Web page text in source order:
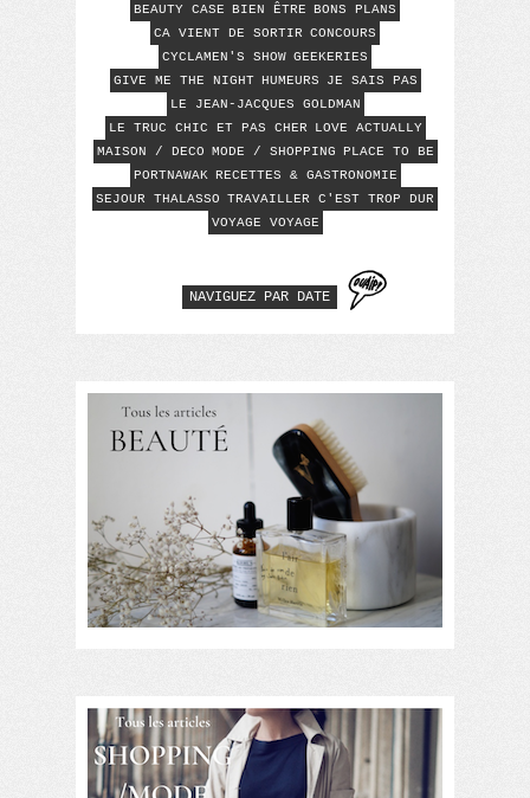
BEAUTY CASE BIEN ÊTRE BONS PLANS
CA VIENT DE SORTIR CONCOURS
CYCLAMEN'S SHOW GEEKERIES
GIVE ME THE NIGHT HUMEURS
JE SAIS PAS
LE JEAN-JACQUES GOLDMAN
LE TRUC CHIC ET PAS CHER
LOVE ACTUALLY
MAISON / DECO MODE / SHOPPING PLACE TO BE
PORTNAWAK RECETTES & GASTRONOMIE
SEJOUR THALASSO TRAVAILLER C'EST TROP DUR
VOYAGE VOYAGE
NAVIGUEZ PAR DATE